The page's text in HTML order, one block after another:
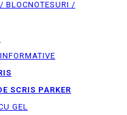
BLOCNOTESURI /
SCRIS PARKER
GEL